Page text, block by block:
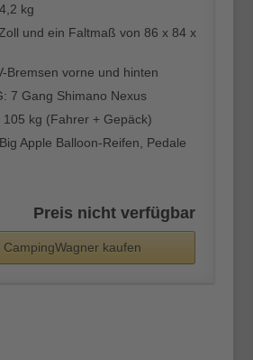
kg
und ein Faltmaß von 86 x 84 x
Bremsen vorne und hinten
7 Gang Shimano Nexus
105 kg (Fahrer + Gepäck)
Apple Balloon-Reifen, Pedale
Preis nicht verfügbar
CampingWagner kaufen